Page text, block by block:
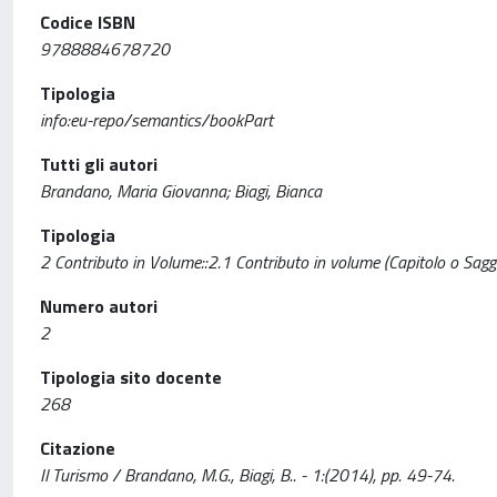
Codice ISBN
9788884678720
Tipologia
info:eu-repo/semantics/bookPart
Tutti gli autori
Brandano, Maria Giovanna; Biagi, Bianca
Tipologia
2 Contributo in Volume::2.1 Contributo in volume (Capitolo o
Numero autori
2
Tipologia sito docente
268
Citazione
Il Turismo / Brandano, M.G., Biagi, B.. - 1:(2014), pp. 49-74.